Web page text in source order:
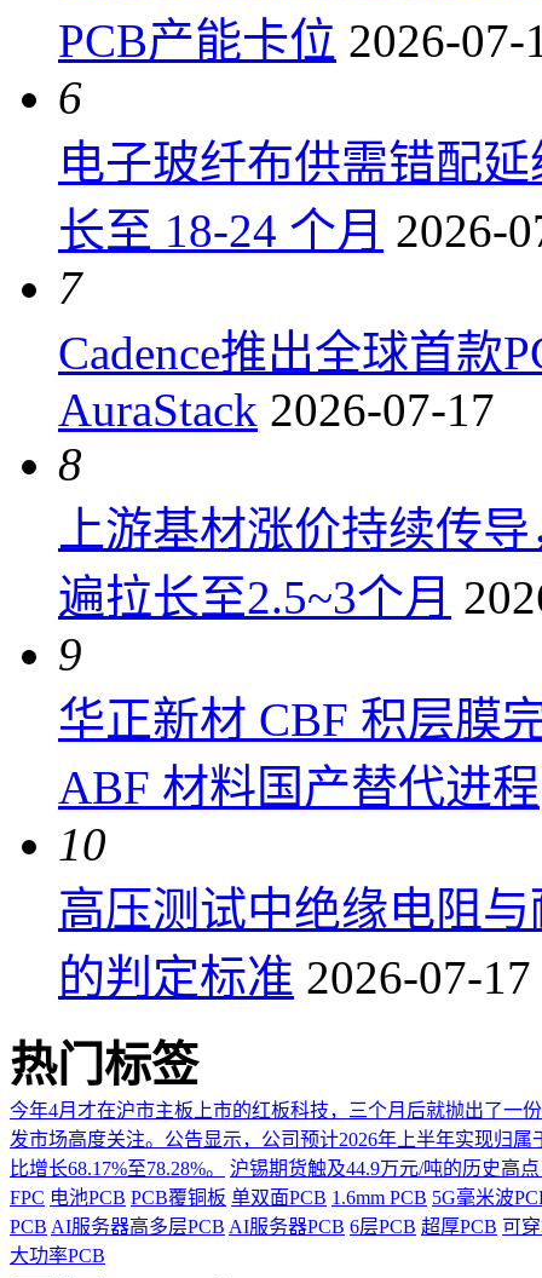
PCB产能卡位 2026-07-
6
电子玻纤布供需错配
长至 18-24 个月 2026-
7
Cadence推出全球首款
AuraStack 2026-07-17
8
上游基材涨价持续传
遍拉长至2.5~3个月
9
华正新材 CBF 积层膜
ABF 材料国产替代进程
10
高压测试中绝缘电阻
的判定标准 2026-07-17
热门标签
今年4月才在沪市主板上市的红板科技，三个月后就抛出了一
发市场高度关注。公告显示，公司预计2026年上半年实现归
比增长68.17%至78.28%。
沪锡期货触及44.9万元/吨的历史高
FPC 电池PCB PCB覆铜板 单双面PCB 1.6mm PCB 5G毫米波
PCB AI服务器高多层PCB AI服务器PCB 6层PCB 超厚PCB 可
大功率PCB